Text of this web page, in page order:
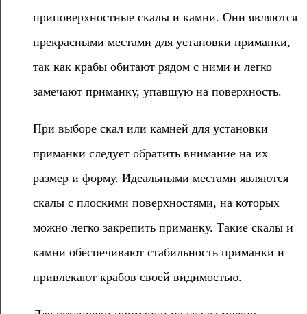
приповерхностные скалы и камни. Они являются
прекрасными местами для установки приманки,
так как крабы обитают рядом с ними и легко
замечают приманку, упавшую на поверхность.
При выборе скал или камней для установки
приманки следует обратить внимание на их
размер и форму. Идеальными местами являются
скалы с плоскими поверхностями, на которых
можно легко закрепить приманку. Такие скалы и
камни обеспечивают стабильность приманки и
привлекают крабов своей видимостью.